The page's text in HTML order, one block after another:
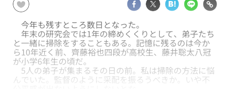
今年も残すところ数日となった。
年末の研究会では1年の締めくくりとして、弟子たち
と一緒に掃除をすることもある。記憶に残るのは今か
ら10年近く前、齊藤裕也四段が高校生、藤井聡太八冠
が小学6年生の頃だ。
5人の弟子が集まるその日の前。私は掃除の方法に悩
んでいた。監督のように采配を振るうべきか。いや不